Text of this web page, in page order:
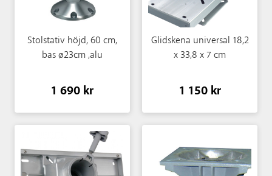
Stolstativ höjd, 60 cm,
bas ø23cm ,alu
1 690 kr
Glidskena universal 18,2
x 33,8 x 7 cm
1 150 kr